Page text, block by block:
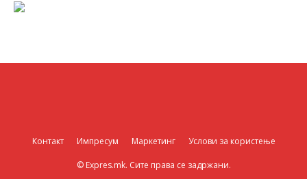
Контакт Импресум Маркетинг Услови за користење
© Expres.mk. Сите права се задржани.